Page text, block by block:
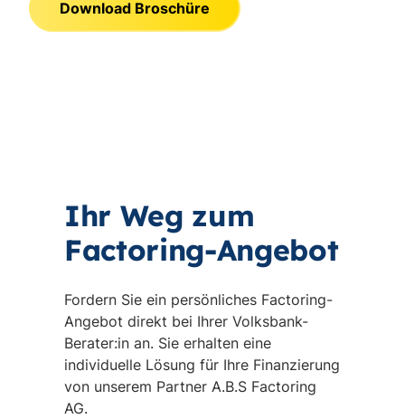
Download Broschüre
Ihr Weg zum
Factoring-Angebot
Fordern Sie ein persönliches Factoring-
Angebot direkt bei Ihrer Volksbank-
Berater:in an. Sie erhalten eine
individuelle Lösung für Ihre Finanzierung
von unserem Partner A.B.S Factoring
AG.